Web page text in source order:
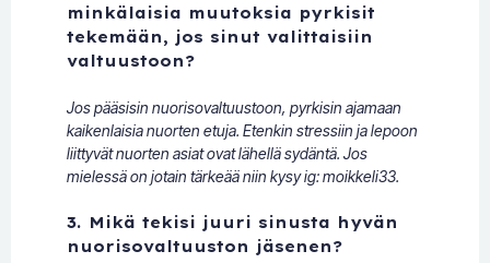
minkälaisia muutoksia pyrkisit
tekemään, jos sinut valittaisiin
valtuustoon?
Jos pääsisin nuorisovaltuustoon, pyrkisin ajamaan
kaikenlaisia nuorten etuja. Etenkin stressiin ja lepoon
liittyvät nuorten asiat ovat lähellä sydäntä. Jos
mielessä on jotain tärkeää niin kysy ig: moikkeli33.
3. Mikä tekisi juuri sinusta hyvän
nuorisovaltuuston jäsenen?